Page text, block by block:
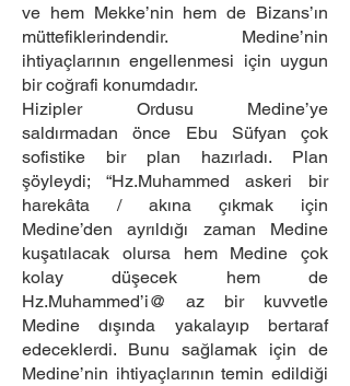
ve hem Mekke’nin hem de Bizans’ın
müttefiklerindendir. Medine’nin
ihtiyaçlarının engellenmesi için uygun
bir coğrafi konumdadır.
Hizipler Ordusu Medine’ye
saldırmadan önce Ebu Süfyan çok
sofistike bir plan hazırladı. Plan
şöyleydi; “Hz.Muhammed askeri bir
harekâta / akına çıkmak için
Medine’den ayrıldığı zaman Medine
kuşatılacak olursa hem Medine çok
kolay düşecek hem de
Hz.Muhammed’i@ az bir kuvvetle
Medine dışında yakalayıp bertaraf
edeceklerdi. Bunu sağlamak için de
Medine’nin ihtiyaçlarının temin edildiği